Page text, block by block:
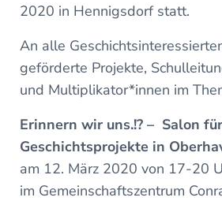
2020 in Hennigsdorf statt.
An alle
geförderte Projekte,
und Multiplikator*innen im
Erinnern wir uns.!? – Salon für
Geschichtsprojekte in
am 12. März 2020 von 17-20
im Gemeinschaftszentrum